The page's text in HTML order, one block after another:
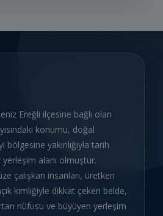
Ereğli ilçesine bağlı olan
konumu, doğal
bölgesine yakınlığıyla tarih
alanı olmuştur.
çalışkan insanları, üretken
kimliğiyle dikkat çeken belde,
nüfusu ve büyüyen yerleşim